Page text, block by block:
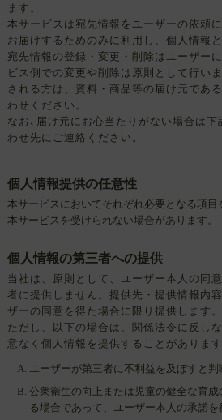
ます。
本サービスは宛先情報をユーザーの依頼
お届けするためのみに利用し、個人情報
宛先情報の登録・変更・削除はユーザー
ビス側での変更や削除は原則として行い
される方は、資料・商品等の届け元であ
わせください。
なお､届け元にお心当たりがない場合は
わせ先にご連絡ください。
個人情報提供の任意性
本サービスにおいてそれぞれ必要となる項目
本サービスを受けられない場合があります。
個人情報の第三者への提供
当社は、原則として、ユーザー本人の同
者に提供しません。提供先・提供情報内
ザーの同意を得た場合に限り提供します。
ただし、以下の場合は、関係法令に反し
意なく個人情報を提供することがあります
ユーザーが第三者に不利益を及ぼすと判
公衆衛生の向上または児童の健全な育
る場合であって、ユーザー本人の承諾